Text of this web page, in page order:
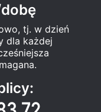
tj. w dzień
dla każdej